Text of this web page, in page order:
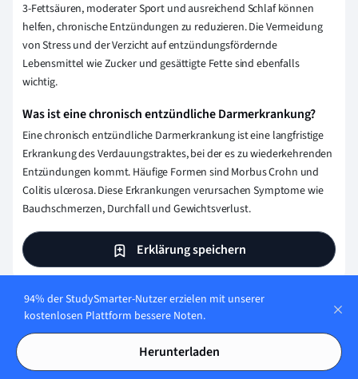
3-Fettsäuren, moderater Sport und ausreichend Schlaf können
helfen, chronische Entzündungen zu reduzieren. Die Vermeidung
von Stress und der Verzicht auf entzündungsfördernde
Lebensmittel wie Zucker und gesättigte Fette sind ebenfalls
wichtig.
Was ist eine chronisch entzündliche Darmerkrankung?
Eine chronisch entzündliche Darmerkrankung ist eine langfristige
Erkrankung des Verdauungstraktes, bei der es zu wiederkehrenden
Entzündungen kommt. Häufige Formen sind Morbus Crohn und
Colitis ulcerosa. Diese Erkrankungen verursachen Symptome wie
Bauchschmerzen, Durchfall und Gewichtsverlust.
Erklärung speichern
Wie stellen wir sicher, dass unser Content
korrekt und vertrauenswürdig ist?
Bei StudySmarter haben wir eine Lernplattform geschaffen,
94% der StudySmarter-Nutzer erzielen mit unserer
kostenlosen Plattform bessere Noten.
Herunterladen